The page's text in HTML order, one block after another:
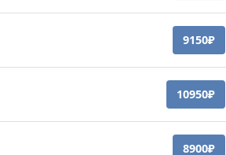
9150₽
10950₽
8900₽